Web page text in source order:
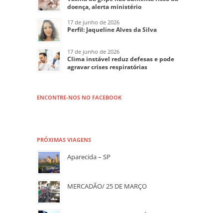
doença, alerta ministério
17 de junho de 2026
Perfil: Jaqueline Alves da Silva
17 de junho de 2026
Clima instável reduz defesas e pode
agravar crises respiratórias
ENCONTRE-NOS NO FACEBOOK
PRÓXIMAS VIAGENS
Aparecida – SP
MERCADÃO/ 25 DE MARÇO